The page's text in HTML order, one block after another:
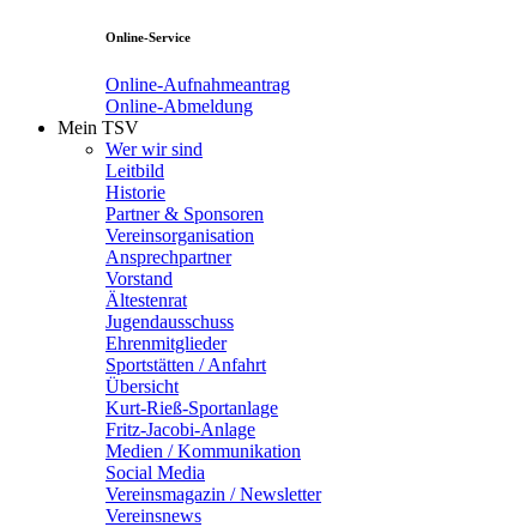
Online-Service
Online-Aufnahmeantrag
Online-Abmeldung
Mein TSV
Wer wir sind
Leitbild
Historie
Partner & Sponsoren
Vereinsorganisation
Ansprechpartner
Vorstand
Ältestenrat
Jugendausschuss
Ehrenmitglieder
Sportstätten / Anfahrt
Übersicht
Kurt-Rieß-Sportanlage
Fritz-Jacobi-Anlage
Medien / Kommunikation
Social Media
Vereinsmagazin / Newsletter
Vereinsnews